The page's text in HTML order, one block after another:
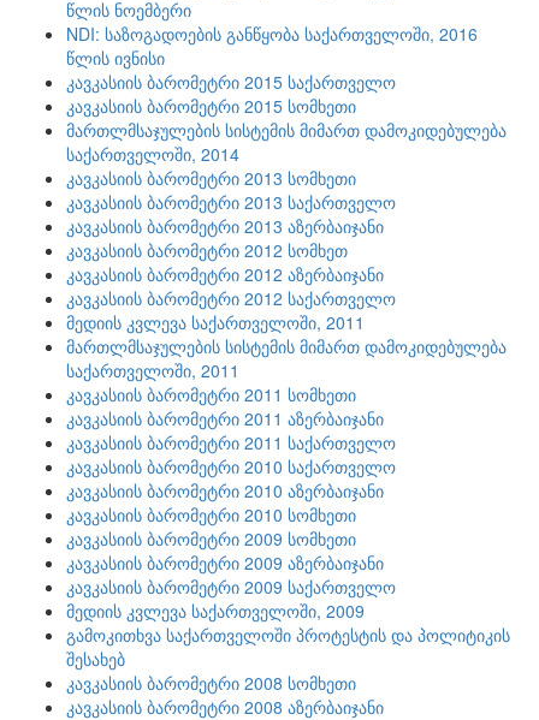
წლის ნოემბერი
NDI: საზოგადოების განწყობა საქართველოში, 2016
წლის ივნისი
კავკასიის ბარომეტრი 2015 საქართველო
კავკასიის ბარომეტრი 2015 სომხეთი
მართლმსაჯულების სისტემის მიმართ დამოკიდებულება
საქართველოში, 2014
კავკასიის ბარომეტრი 2013 სომხეთი
კავკასიის ბარომეტრი 2013 საქართველო
კავკასიის ბარომეტრი 2013 აზერბაიჯანი
კავკასიის ბარომეტრი 2012 სომხეთ
კავკასიის ბარომეტრი 2012 აზერბაიჯანი
კავკასიის ბარომეტრი 2012 საქართველო
მედიის კვლევა საქართველოში, 2011
მართლმსაჯულების სისტემის მიმართ დამოკიდებულება
საქართველოში, 2011
კავკასიის ბარომეტრი 2011 სომხეთი
კავკასიის ბარომეტრი 2011 აზერბაიჯანი
კავკასიის ბარომეტრი 2011 საქართველო
კავკასიის ბარომეტრი 2010 საქართველო
კავკასიის ბარომეტრი 2010 აზერბაიჯანი
კავკასიის ბარომეტრი 2010 სომხეთი
კავკასიის ბარომეტრი 2009 სომხეთი
კავკასიის ბარომეტრი 2009 აზერბაიჯანი
კავკასიის ბარომეტრი 2009 საქართველო
მედიის კვლევა საქართველოში, 2009
გამოკითხვა საქართველოში პროტესტის და პოლიტიკის
შესახებ
კავკასიის ბარომეტრი 2008 სომხეთი
კავკასიის ბარომეტრი 2008 აზერბაიჯანი